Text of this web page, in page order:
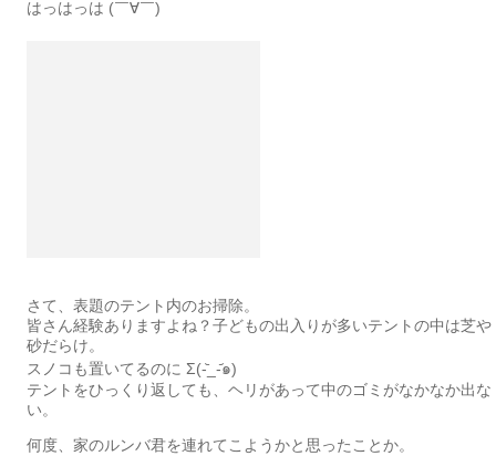
はっはっは (￣∀￣)
さて、表題のテント内のお掃除。
皆さん経験ありますよね？子どもの出入りが多いテントの中は芝や
砂だらけ。
スノコも置いてるのに Σ(-᷅_-᷄๑)
テントをひっくり返しても、ヘリがあって中のゴミがなかなか出な
い。
何度、家のルンバ君を連れてこようかと思ったことか。